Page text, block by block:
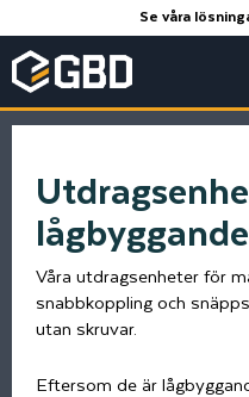
Se våra
lågbyggande
Våra utdragsenheter för
snabbkoppling och
utan skruvar.
Eftersom de är